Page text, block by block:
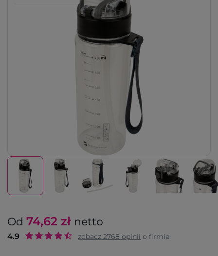
Od 74,62 zł netto
4.9 zobacz 2768 opinii o firmie